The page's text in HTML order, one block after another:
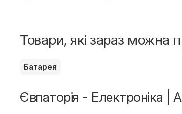
Товари, які зараз можна
Батарея
Євпаторія - Електроніка |